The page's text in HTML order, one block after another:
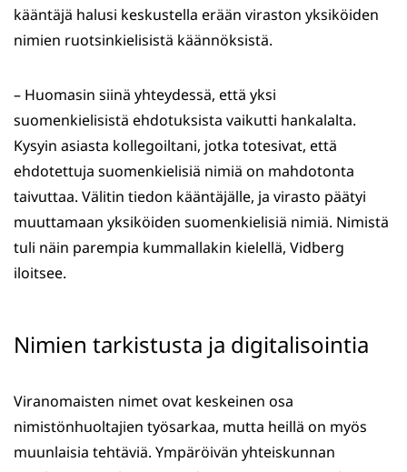
kääntäjä halusi keskustella erään viraston yksiköiden
nimien ruotsinkielisistä käännöksistä.
– Huomasin siinä yhteydessä, että yksi
suomenkielisistä ehdotuksista vaikutti hankalalta.
Kysyin asiasta kollegoiltani, jotka totesivat, että
ehdotettuja suomenkielisiä nimiä on mahdotonta
taivuttaa. Välitin tiedon kääntäjälle, ja virasto päätyi
muuttamaan yksiköiden suomenkielisiä nimiä. Nimistä
tuli näin parempia kummallakin kielellä, Vidberg
iloitsee.
Nimien tarkistusta ja digitalisointia
Viranomaisten nimet ovat keskeinen osa
nimistönhuoltajien työsarkaa, mutta heillä on myös
muunlaisia tehtäviä. Ympäröivän yhteiskunnan